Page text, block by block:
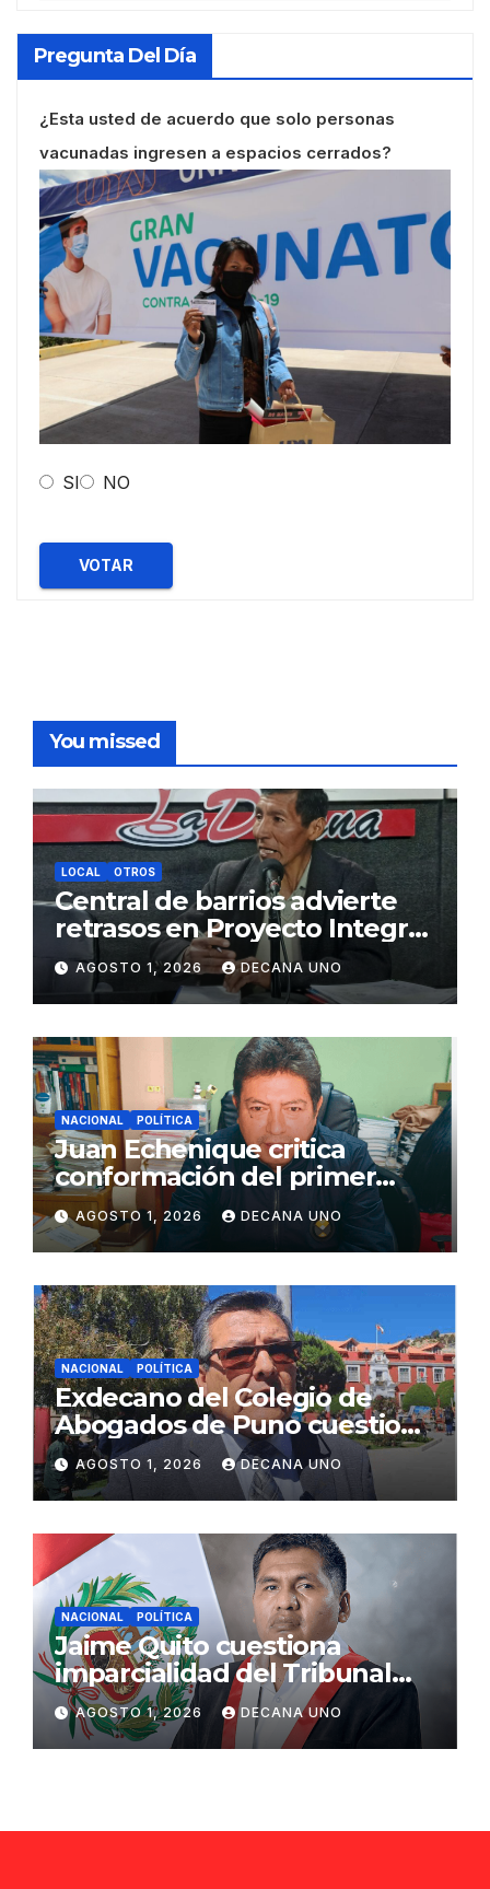
Pregunta Del Día
¿Esta usted de acuerdo que solo personas
vacunadas ingresen a espacios cerrados?
SI NO
VOTAR
You missed
LOCAL OTROS
Central de barrios advierte
retrasos en Proyecto Integral
de Agua y Alcantarillado para
Juliaca
AGOSTO 1, 2026 DECANA UNO
NACIONAL POLÍTICA
Juan Echenique critica
conformación del primer
gabinete ministerial de Keiko
Fujimori
AGOSTO 1, 2026 DECANA UNO
NACIONAL POLÍTICA
Exdecano del Colegio de
Abogados de Puno cuestiona
propuestas sobre seguridad
ciudadana
AGOSTO 1, 2026 DECANA UNO
NACIONAL POLÍTICA
Jaime Quito cuestiona
imparcialidad del Tribunal
Constitucional tras liberación
de Ollanta Humala
AGOSTO 1, 2026 DECANA UNO